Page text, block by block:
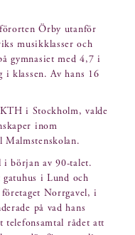
Örby utanför
musikklasser och
gymnasiet med 4,7 i
i klassen. Av hans 16
i Stockholm, valde
inom
Malmstenskolan.
i början av 90-talet.
i Lund och
Norrgavel, i
på vad hans
telefonsamtal rådet att